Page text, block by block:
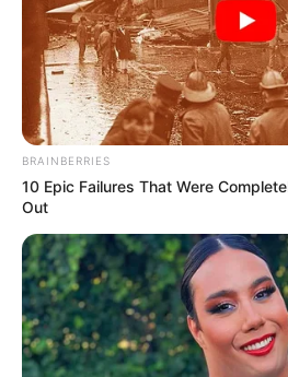
BRAINBERRIES
10 Epic Failures That Were
Out